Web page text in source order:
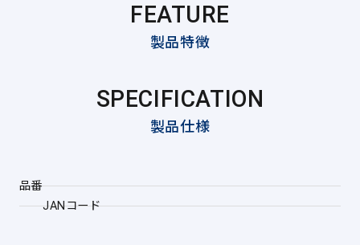
FEATURE
製品特徴
SPECIFICATION
製品仕様
品番
JANコード